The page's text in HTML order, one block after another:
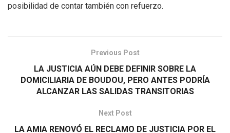
posibilidad de contar también con refuerzo.
Previous Post
LA JUSTICIA AÚN DEBE DEFINIR SOBRE LA
DOMICILIARIA DE BOUDOU, PERO ANTES PODRÍA
ALCANZAR LAS SALIDAS TRANSITORIAS
Next Post
LA AMIA RENOVÓ EL RECLAMO DE JUSTICIA POR EL